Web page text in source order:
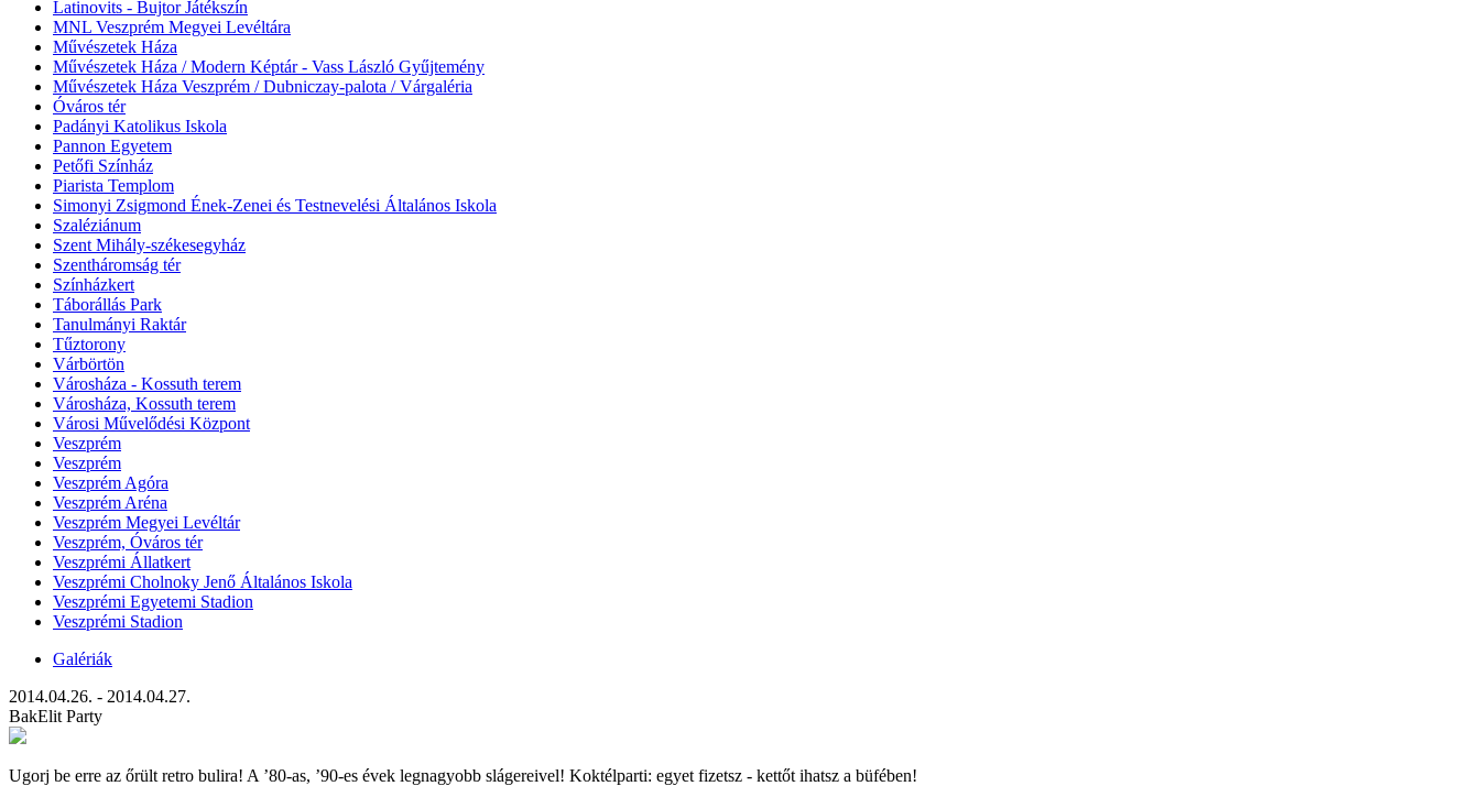
Latinovits - Bujtor Játékszín
MNL Veszprém Megyei Levéltára
Művészetek Háza
Művészetek Háza / Modern Képtár - Vass László Gyűjtemény
Művészetek Háza Veszprém / Dubniczay-palota / Várgaléria
Óváros tér
Padányi Katolikus Iskola
Pannon Egyetem
Petőfi Színház
Piarista Templom
Simonyi Zsigmond Ének-Zenei és Testnevelési Általános Iskola
Szaléziánum
Szent Mihály-székesegyház
Szentháromság tér
Színházkert
Táborállás Park
Tanulmányi Raktár
Tűztorony
Várbörtön
Városháza - Kossuth terem
Városháza, Kossuth terem
Városi Művelődési Központ
Veszprém
Veszprém
Veszprém Agóra
Veszprém Aréna
Veszprém Megyei Levéltár
Veszprém, Óváros tér
Veszprémi Állatkert
Veszprémi Cholnoky Jenő Általános Iskola
Veszprémi Egyetemi Stadion
Veszprémi Stadion
Galériák
2014.04.26. - 2014.04.27.
BakElit Party
Ugorj be erre az őrült retro bulira! A ’80-as, ’90-es évek legnagyobb slágereivel! Koktélparti: egyet fizetsz - kettőt ihatsz a büfében!